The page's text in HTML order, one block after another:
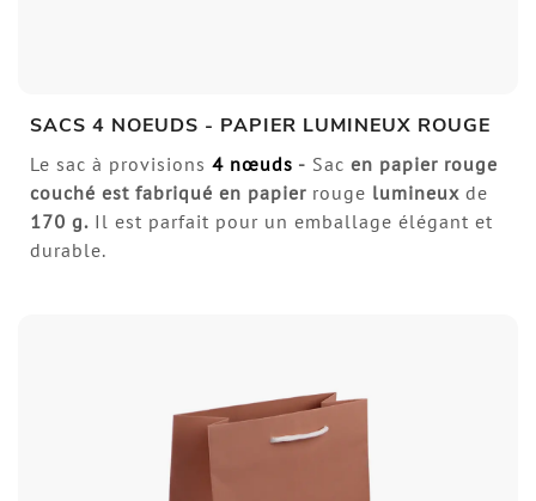
SACS 4 NOEUDS - PAPIER LUMINEUX ROUGE
Le sac à provisions 4 nœuds - Sac en papier rouge
couché est fabriqué en papier rouge lumineux de
170 g. Il est parfait pour un emballage élégant et
durable.